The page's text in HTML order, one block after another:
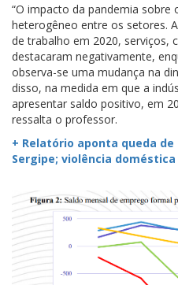
“O impacto da pandemia sobre
heterogêneo entre os setores.
de trabalho em 2020, serviços,
destacaram negativamente,
observa-se uma mudança na
disso, na medida em que a
apresentar saldo positivo, em
ressalta o professor.
+ Relatório aponta queda
Sergipe; violência